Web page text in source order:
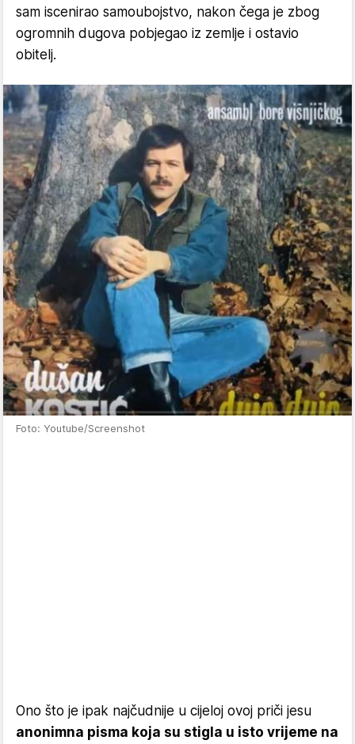
sam iscenirao samoubojstvo, nakon čega je zbog
ogromnih dugova pobjegao iz zemlje i ostavio
obitelj.
Foto: Youtube/Screenshot
Ono što je ipak najčudnije u cijeloj ovoj priči jesu
anonimna pisma koja su stigla u isto vrijeme na